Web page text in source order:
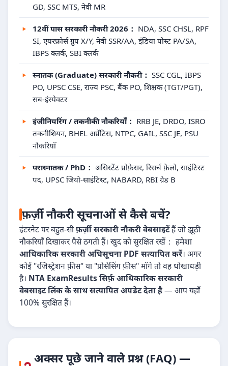
GD, SSC MTS, नेवी MR
12वीं पास सरकारी नौकरी 2026： NDA, SSC CHSL, RPF
SI, एयरफ़ोर्स ग्रुप X/Y, नेवी SSR/AA, इंडिया पोस्ट PA/SA,
IBPS क्लर्क, SBI क्लर्क
स्नातक (Graduate) सरकारी नौकरी： SSC CGL, IBPS
PO, UPSC CSE, राज्य PSC, बैंक PO, शिक्षक (TGT/PGT),
सब-इंस्पेक्टर
इंजीनियरिंग / तकनीकी नौकरियाँ： RRB JE, DRDO, ISRO
तकनीशियन, BHEL अप्रेंटिस, NTPC, GAIL, SSC JE, PSU
नौकरियाँ
परास्नातक / PhD： असिस्टेंट प्रोफ़ेसर, रिसर्च फ़ेलो, साइंटिस्ट
पद, UPSC जियो-साइंटिस्ट, NABARD, RBI ग्रेड B
फ़र्ज़ी नौकरी सूचनाओं से कैसे बचें?
इंटरनेट पर बहुत-सीफ़र्ज़ी सरकारी नौकरी वेबसाइटेंहैं जो झूठी
नौकरियाँ दिखाकर पैसे ठगती हैं। खुद को सुरक्षित रखें： हमेशा
आधिकारिक सरकारी अधिसूचना PDF सत्यापित करें। अगर
कोई "रजिस्ट्रेशन फ़ीस" या "प्रोसेसिंग फ़ीस" माँगे तो वह धोखाधड़ी
है। NTA ExamResults सिर्फ़ आधिकारिक सरकारी
वेबसाइट लिंक के साथ सत्यापित अपडेट देता है— आप यहाँ
100% सुरक्षित हैं।
अक्सर पूछे जाने वाले प्रश्न (FAQ) —